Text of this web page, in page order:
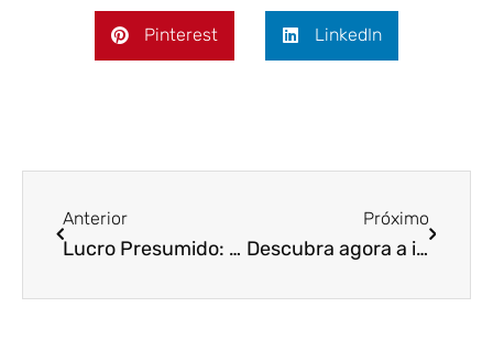
Pinterest LinkedIn
Anterior
Lucro Presumido: quem se enquadra?
Próximo
Descubra agora a importância do Compliance Tributário para sua empresa